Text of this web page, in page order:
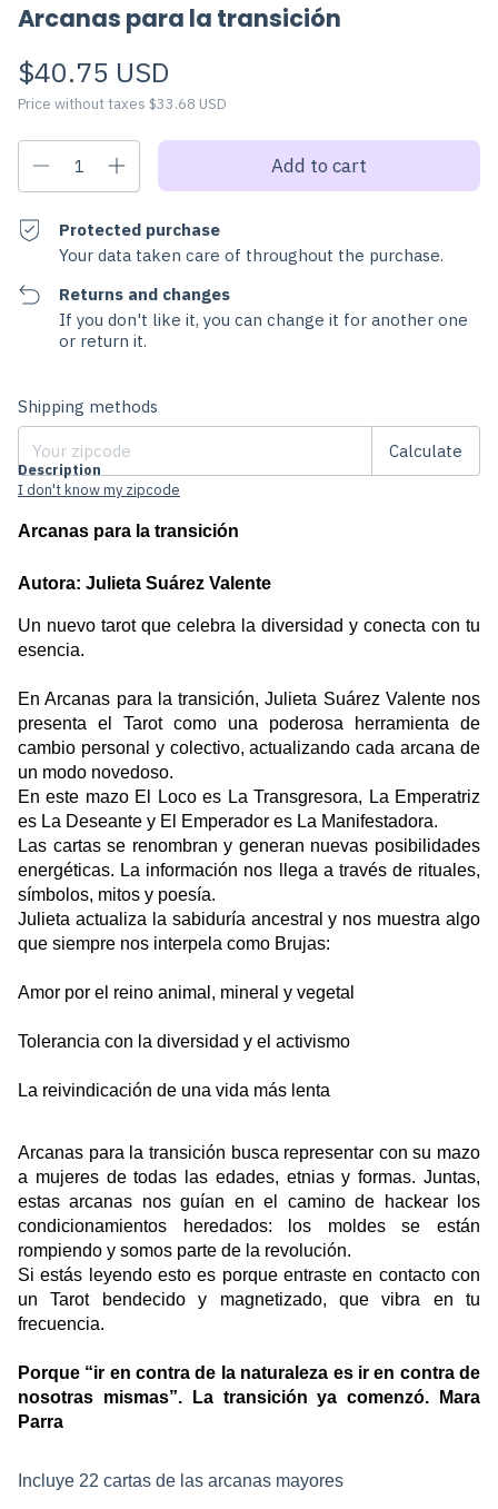
Arcanas para la transición
$40.75 USD
Price without taxes $33.68 USD
Protected purchase
Your data taken care of throughout the purchase.
Returns and changes
If you don't like it, you can change it for another one
or return it.
Shipping for zipcode:
Shipping methods
Calculate
I don't know my zipcode
Description
Arcanas para la transición
Autora: Julieta Suárez Valente
Un nuevo tarot que celebra la diversidad y conecta con tu
esencia.
En Arcanas para la transición, Julieta Suárez Valente nos
presenta el Tarot como una poderosa herramienta de
cambio personal y colectivo, actualizando cada arcana de
un modo novedoso.
En este mazo El Loco es La Transgresora, La Emperatriz
es La Deseante y El Emperador es La Manifestadora.
Las cartas se renombran y generan nuevas posibilidades
energéticas. La información nos llega a través de rituales,
símbolos, mitos y poesía.
Julieta actualiza la sabiduría ancestral y nos muestra algo
que siempre nos interpela como Brujas:
Amor por el reino animal, mineral y vegetal
Tolerancia con la diversidad y el activismo
La reivindicación de una vida más lenta
Arcanas para la transición busca representar con su mazo
a mujeres de todas las edades, etnias y formas. Juntas,
estas arcanas nos guían en el camino de hackear los
condicionamientos heredados: los moldes se están
rompiendo y somos parte de la revolución.
Si estás leyendo esto es porque entraste en contacto con
un Tarot bendecido y magnetizado, que vibra en tu
frecuencia.
Porque “ir en contra de la naturaleza es ir en contra de
nosotras mismas”. La transición ya comenzó. Mara
Parra
Incluye 22 cartas de las arcanas mayores